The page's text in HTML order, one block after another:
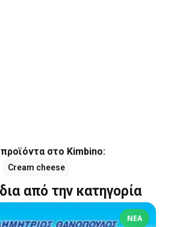
στο Kimbino:
Cream cheese
από την κατηγορία
ΝΈΑ